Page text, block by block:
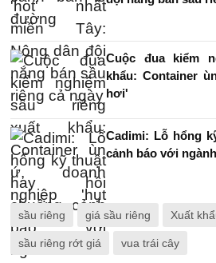
Cuộc đua kiểm
khẩu: Container
hơi'
Cadimi: Lỗ hổng
cảnh báo với
sầu riêng giá sầu riêng Xuất
sầu riêng rớt giá vua trái cây